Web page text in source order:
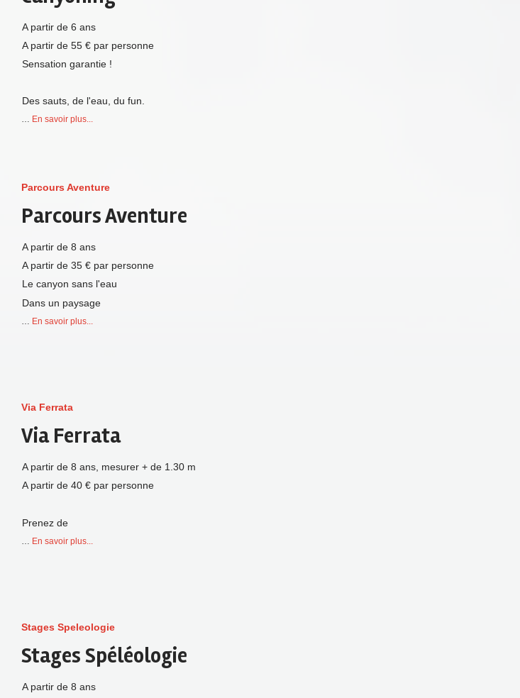
A partir de 6 ans
A partir de 55 € par personne
Sensation garantie !
Des sauts, de l'eau, du fun.
… En savoir plus...
Parcours Aventure
Parcours Aventure
A partir de 8 ans
A partir de 35 € par personne
Le canyon sans l'eau
Dans un paysage
… En savoir plus...
Via Ferrata
Via Ferrata
A partir de 8 ans, mesurer + de 1.30 m
A partir de 40 € par personne
Prenez de
… En savoir plus...
Stages Speleologie
Stages Spéléologie
A partir de 8 ans